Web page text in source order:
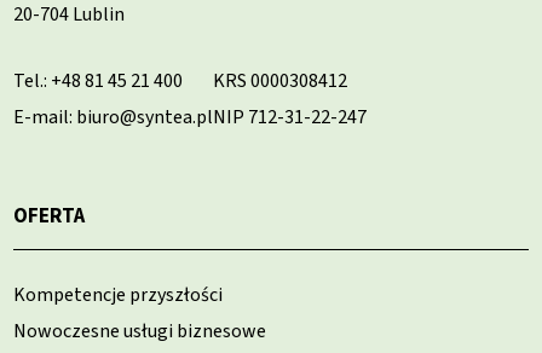
20-704 Lublin
Tel.: +48 81 45 21 400
E-mail: biuro@syntea.pl
KRS 0000308412
NIP 712-31-22-247
OFERTA
Kompetencje przyszłości
Nowoczesne usługi biznesowe